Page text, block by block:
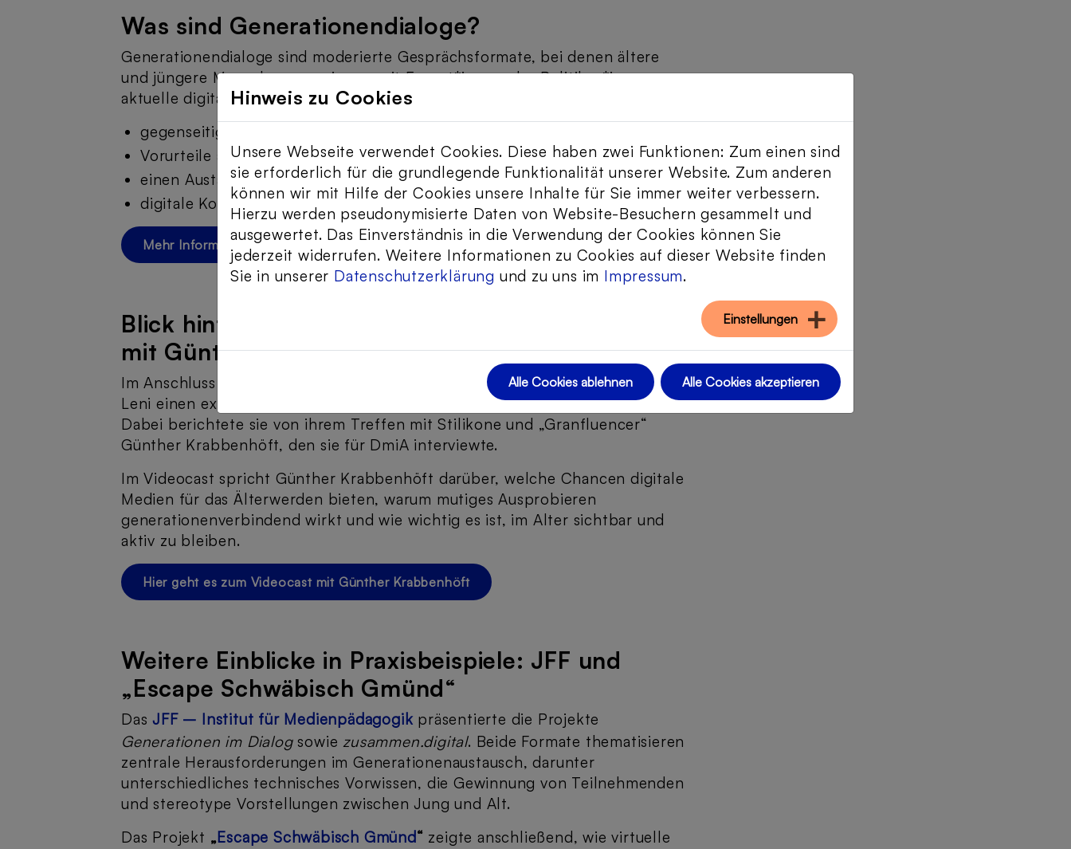
Was sind Generationendialoge?
Generationendialoge sind moderierte Gesprächsformate, bei denen ältere
und jüngere Menschen gemeinsam mit Expert*innenoder Politiker*innen
aktuelle digitale Themen diskutieren. Ziel ist es,
gegenseitiges Lernen zu ermöglichen,
Vorurteile abzubauen,
einen Austausch auf Augenhöhe zu fördern und
digitale Kompetenzen zu stärken.
Mehr Informationen zu den Generationendialogen
Blick hinter die Kulissen: Unser neuer Videocast
mit Günther Krabbenhöft
Im Anschluss an den Vortrag gab unsere Bundesfreiwilligendienstleistende
Leni einen exklusiven Einblick in die Produktion unseres neuen Videocasts.
Dabei berichtete sie von ihrem Treffen mit Stilikone und „Granfluencer“
Günther Krabbenhöft, den sie für DmiA interviewte.
Im Videocast spricht Günther Krabbenhöft darüber, welche Chancen digitale
Medien für das Älterwerden bieten, warum mutiges Ausprobieren
generationenverbindend wirkt und wie wichtig es ist, im Alter sichtbar und
aktiv zu bleiben.
Hier geht es zum Videocast mit Günther Krabbenhöft
Weitere Einblicke in Praxisbeispiele: JFF und
„Escape Schwäbisch Gmünd“
DasJFF – Institut für Medienpädagogik präsentierte die Projekte
Generationen im Dialogsowie zusammen.digital. Beide Formate thematisieren
zentrale Herausforderungen im Generationenaustausch, darunter
unterschiedliches technisches Vorwissen, die Gewinnung von Teilnehmenden
und stereotype Vorstellungen zwischen Jung und Alt.
Das Projekt „Escape Schwäbisch Gmünd“ zeigte anschließend, wie virtuelle
Hinweis zu Cookies
Unsere Webseite verwendet Cookies. Diese haben zwei Funktionen: Zum einen sind
sie erforderlich für die grundlegende Funktionalität unserer Website. Zum anderen
können wir mit Hilfe der Cookies unsere Inhalte für Sie immer weiter verbessern.
Hierzu werden pseudonymisierte Daten von Website-Besuchern gesammelt und
ausgewertet. Das Einverständnis in die Verwendung der Cookies können Sie
jederzeit widerrufen. Weitere Informationen zu Cookies auf dieser Website finden
Sie in unserer Datenschutzerklärung und zu uns im Impressum.
Einstellungen
Alle Cookies ablehnen Alle Cookies akzeptieren